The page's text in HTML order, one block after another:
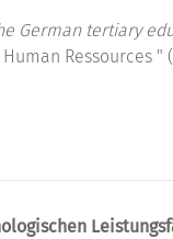
German tertiary
Ressources "